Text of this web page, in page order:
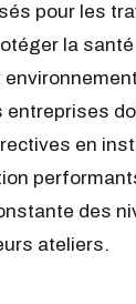
pour les
la
entreprises
en
des
ateliers.